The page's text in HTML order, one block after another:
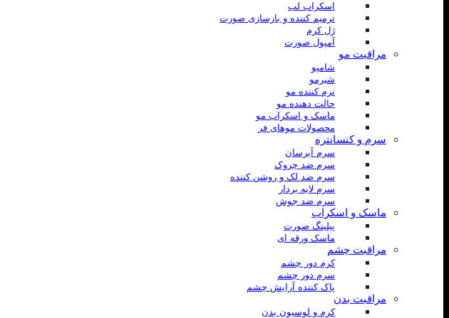
اسکراب لب
ترمیم کننده و بازسازی صورت
ژل کرم
آمپول صورت
مراقبت مو
شامپو
شیرمو
نرم کننده مو
حالت دهنده مو
ماسک و اسکراب مو
محصولات موهای فر
سرم و کنسانتره
سرم آبرسان
سرم ضد چروک
سرم ضد لک و روشن کننده
سرم لایه بردار
سرم ضد جوش
ماسک و اسکراب
پیلینگ صورت
ماسک ورقه ای
مراقبت چشم
کرم دور چشم
سرم دور چشم
پاک کننده آرایش چشم
مراقبت بدن
کرم و لوسیون بدن